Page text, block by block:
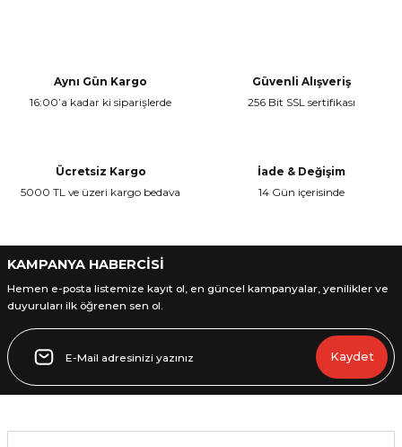
Ürün resmi kalitesiz, bozuk veya görüntülenemiyor.
Gönder
Aynı Gün Kargo
16:00’a kadar ki siparişlerde
Güvenli Alışveriş
256 Bit SSL sertifikası
Ücretsiz Kargo
5000 TL ve üzeri kargo bedava
İade & Değişim
14 Gün içerisinde
KAMPANYA HABERCİSİ
Hemen e-posta listemize kayıt ol, en güncel kampanyalar, yenilikler ve
duyuruları ilk öğrenen sen ol.
Kaydet